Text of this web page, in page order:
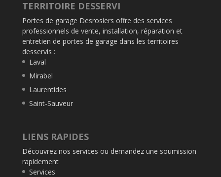
TERRITOIRE DESSERVI
Portes de garage Desrosiers offre des services
professionnels de vente, installation, réparation et
entretien de portes de garage dans les territoires
desservis :
Laval
Mirabel
Laurentides
Saint-Sauveur
LIENS RAPIDES
Découvrez nos services ou demandez une soumission
rapidement
Services